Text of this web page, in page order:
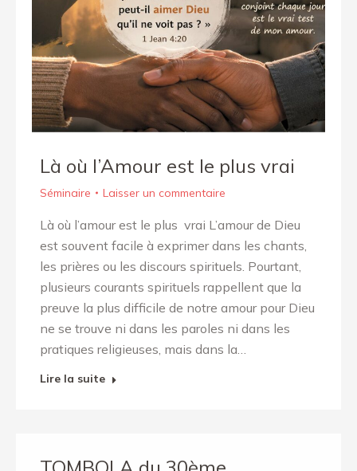
Là où l’Amour est le plus vrai
Séminaire Laisser un commentaire
Là où l’amour est le plus vrai L’amour de Dieu
est souvent facile à exprimer dans les chants,
les prières ou les discours spirituels. Pourtant,
plusieurs courants spirituels rappellent que la
preuve la plus difficile de notre amour pour Dieu
ne se trouve ni dans les paroles ni dans les
pratiques religieuses, mais dans la…
Lire la suite